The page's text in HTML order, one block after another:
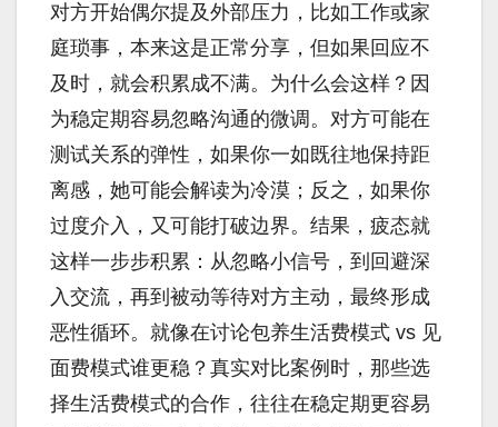
对方开始偶尔提及外部压力，比如工作或家
庭琐事，本来这是正常分享，但如果回应不
及时，就会积累成不满。为什么会这样？因
为稳定期容易忽略沟通的微调。对方可能在
测试关系的弹性，如果你一如既往地保持距
离感，她可能会解读为冷漠；反之，如果你
过度介入，又可能打破边界。结果，疲态就
这样一步步积累：从忽略小信号，到回避深
入交流，再到被动等待对方主动，最终形成
恶性循环。就像在讨论包养生活费模式 vs 见
面费模式谁更稳？真实对比案例时，那些选
择生活费模式的合作，往往在稳定期更容易